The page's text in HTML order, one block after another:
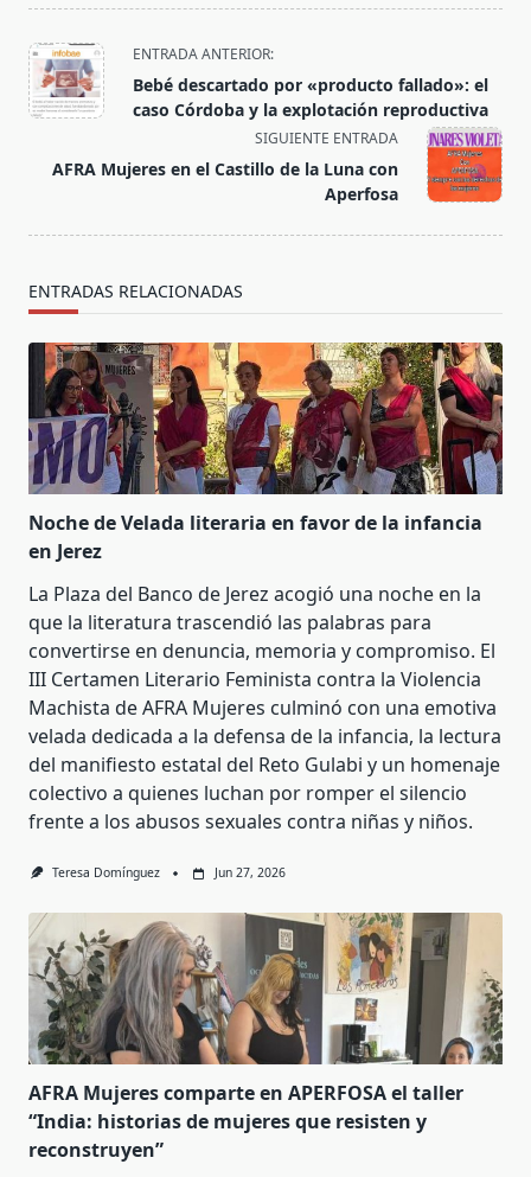
<span
class="nav-
subtitle
reader-
ENTRADA ANTERIOR:
Bebé descartado por «producto fallado»: el
caso Córdoba y la explotación reproductiva
SIGUIENTE ENTRADA
AFRA Mujeres en el Castillo de la Luna con
Aperfosa
ENTRADAS RELACIONADAS
Noche de Velada literaria en favor de la infancia
en Jerez
La Plaza del Banco de Jerez acogió una noche en la
que la literatura trascendió las palabras para
convertirse en denuncia, memoria y compromiso. El
III Certamen Literario Feminista contra la Violencia
Machista de AFRA Mujeres culminó con una emotiva
velada dedicada a la defensa de la infancia, la lectura
del manifiesto estatal del Reto Gulabi y un homenaje
colectivo a quienes luchan por romper el silencio
frente a los abusos sexuales contra niñas y niños.
Teresa Domínguez Jun 27, 2026
AFRA Mujeres comparte en APERFOSA el taller
“India: historias de mujeres que resisten y
reconstruyen”